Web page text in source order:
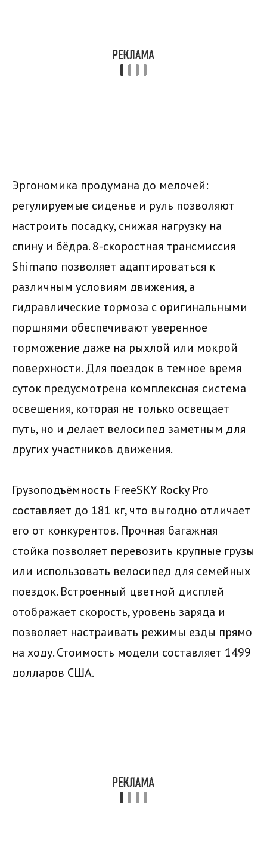
Эргономика продумана до мелочей:
регулируемые сиденье и руль позволяют
настроить посадку, снижая нагрузку на
спину и бёдра. 8-скоростная трансмиссия
Shimano позволяет адаптироваться к
различным условиям движения, а
гидравлические тормоза с оригинальными
поршнями обеспечивают уверенное
торможение даже на рыхлой или мокрой
поверхности. Для поездок в темное время
суток предусмотрена комплексная система
освещения, которая не только освещает
путь, но и делает велосипед заметным для
других участников движения.
Грузоподъёмность FreeSKY Rocky Pro
составляет до 181 кг, что выгодно отличает
его от конкурентов. Прочная багажная
стойка позволяет перевозить крупные грузы
или использовать велосипед для семейных
поездок. Встроенный цветной дисплей
отображает скорость, уровень заряда и
позволяет настраивать режимы езды прямо
на ходу. Стоимость модели составляет 1499
долларов США.